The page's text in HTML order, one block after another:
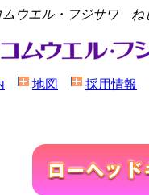
ムウエル・フジサワ ね
地図 採用情報